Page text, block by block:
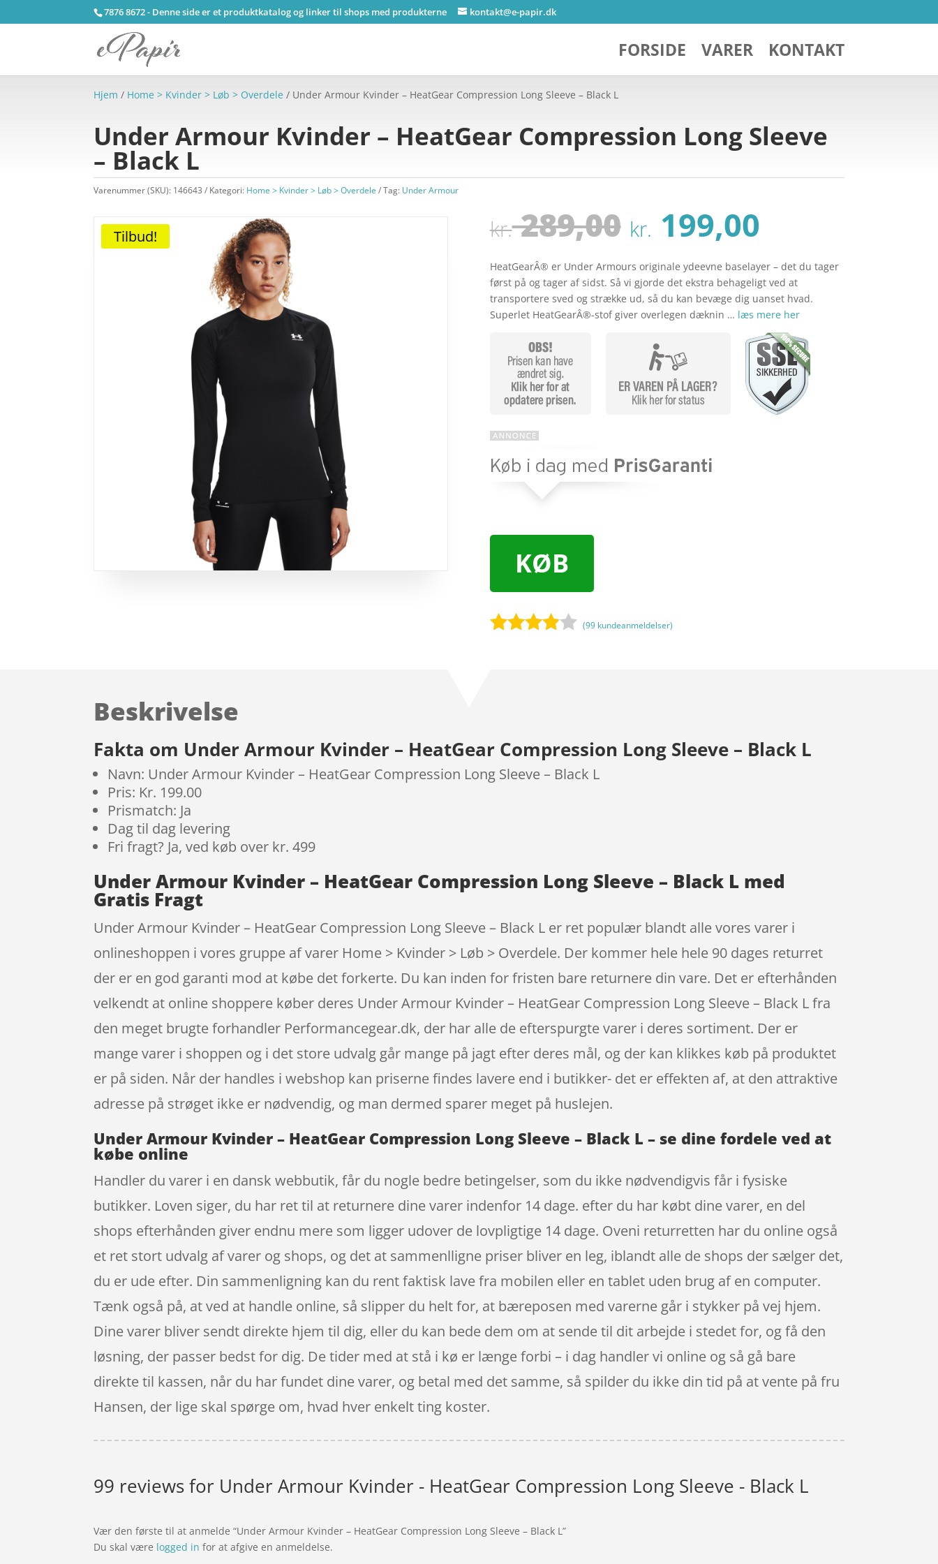
7876 8672 - Denne side er et produktkatalog og linker til shops med produkterne kontakt@e-papir.dk
FORSIDE VARER KONTAKT
Hjem / Home > Kvinder > Løb > Overdele / Under Armour Kvinder – HeatGear Compression Long Sleeve – Black L
Under Armour Kvinder – HeatGear Compression Long Sleeve
– Black L
Varenummer (SKU): 146643 Kategori: Home > Kvinder > Løb > Overdele Tag: Under Armour
Tilbud! kr.289,00 Den
oprindelige
pris
var:
kr. 289,00.
kr. 199,00
pris
er:
kr. 199,00.
HeatGearÂ® er Under Armours originale ydeevne baselayer – det du tager
først på og tager af sidst. Så vi gjorde det ekstra behageligt ved at
transportere sved og strække ud, så du kan bevæge dig uanset hvad.
Superlet HeatGearÂ®-stof giver overlegen dæknin … læs mere her
KØB
ømmels
(99 kundeanmeldelser)
Beskrivelse
Fakta om Under Armour Kvinder – HeatGear Compression Long Sleeve – Black L
Navn: Under Armour Kvinder – HeatGear Compression Long Sleeve – Black L
Pris: Kr. 199.00
Prismatch: Ja
Dag til dag levering
Fri fragt? Ja, ved køb over kr. 499
Under Armour Kvinder – HeatGear Compression Long Sleeve – Black L med
Gratis Fragt
Under Armour Kvinder – HeatGear Compression Long Sleeve – Black L er ret populær blandt alle vores varer i
onlineshoppen i vores gruppe af varer Home > Kvinder > Løb > Overdele. Der kommer hele hele 90 dages returret
der er en god garanti mod at købe det forkerte. Du kan inden for fristen bare returnere din vare. Det er efterhånden
velkendt at online shoppere køber deres Under Armour Kvinder – HeatGear Compression Long Sleeve – Black L fra
den meget brugte forhandler Performancegear.dk, der har alle de efterspurgte varer i deres sortiment. Der er
mange varer i shoppen og i det store udvalg går mange på jagt efter deres mål, og der kan klikkes køb på produktet
er på siden. Når der handles i webshop kan priserne findes lavere end i butikker- det er effekten af, at den attraktive
adresse på strøget ikke er nødvendig, og man dermed sparer meget på huslejen.
Under Armour Kvinder – HeatGear Compression Long Sleeve – Black L – se dine fordele ved at
købe online
Handler du varer i en dansk webbutik, får du nogle bedre betingelser, som du ikke nødvendigvis får i fysiske
butikker. Loven siger, du har ret til at returnere dine varer indenfor 14 dage. efter du har købt dine varer, en del
shops efterhånden giver endnu mere som ligger udover de lovpligtige 14 dage. Oveni returretten har du online også
et ret stort udvalg af varer og shops, og det at sammenlligne priser bliver en leg, iblandt alle de shops der sælger det,
du er ude efter. Din sammenligning kan du rent faktisk lave fra mobilen eller en tablet uden brug af en computer.
Tænk også på, at ved at handle online, så slipper du helt for, at bæreposen med varerne går i stykker på vej hjem.
Dine varer bliver sendt direkte hjem til dig, eller du kan bede dem om at sende til dit arbejde i stedet for, og få den
løsning, der passer bedst for dig. De tider med at stå i kø er længe forbi – i dag handler vi online og så gå bare
direkte til kassen, når du har fundet dine varer, og betal med det samme, så spilder du ikke din tid på at vente på fru
Hansen, der lige skal spørge om, hvad hver enkelt ting koster.
99 reviews for Under Armour Kvinder - HeatGear Compression Long Sleeve - Black L
Vær den første til at anmelde “Under Armour Kvinder – HeatGear Compression Long Sleeve – Black L”
Du skal være logged in for at afgive en anmeldelse.